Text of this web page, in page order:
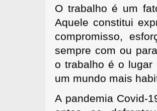
O trabalho é um
Aquele constitui
compromisso,
sempre com ou
o trabalho é o lugar
um mundo mais
A pandemia Covid-